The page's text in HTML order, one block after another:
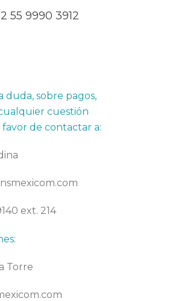
55 9990 3912
duda, sobre pagos,
cuestión
favor de contactar a:
ext. 214
Torre